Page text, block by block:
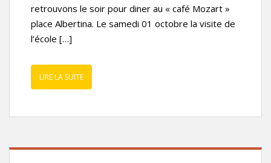
retrouvons le soir pour diner au « café Mozart »
place Albertina. Le samedi 01 octobre la visite de
l’école […]
LIRE LA SUITE